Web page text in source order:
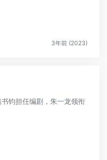
3年前 (2023)
钧担任编剧，朱一龙领衔